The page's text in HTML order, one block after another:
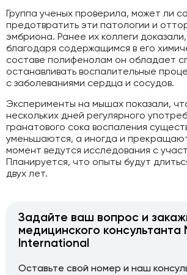
Группа ученых проверила, может ли
предотвратить эти патологии и
эмбриона. Ранее их коллеги
благодаря содержащимся в его
составе полифенолам он обладает
останавливать воспалительные
с заболеваниями сердца и сосудов.
Эксперименты на мышах показали,
нескольких дней регулярного
гранатового сока воспаления
уменьшаются, а иногда и
момент ведутся исследования с
Планируется, что опыты будут
двух лет.
Задайте ваш вопрос и
медицинского консультанта
International
Оставьте свой номер и наш